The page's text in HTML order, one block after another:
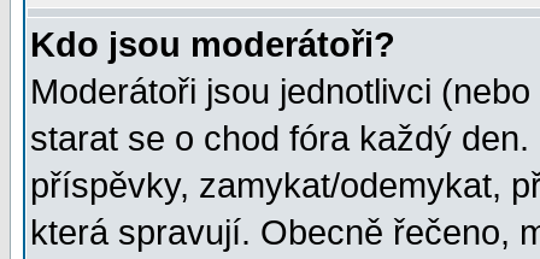
Kdo jsou moderátoři?
Moderátoři jsou jednotlivci
starat se o chod fóra každý
příspěvky, zamykat/odemykat,
která spravují. Obecně řečeno,